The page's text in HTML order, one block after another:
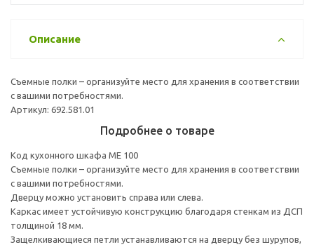
Описание
Съемные полки – организуйте место для хранения в соответствии
с вашими потребностями.
Артикул: 692.581.01
Подробнее о товаре
Код кухонного шкафа ME 100
Съемные полки – организуйте место для хранения в соответствии
с вашими потребностями.
Дверцу можно установить справа или слева.
Каркас имеет устойчивую конструкцию благодаря стенкам из ДСП
толщиной 18 мм.
Защелкивающиеся петли устанавливаются на дверцу без шурупов,